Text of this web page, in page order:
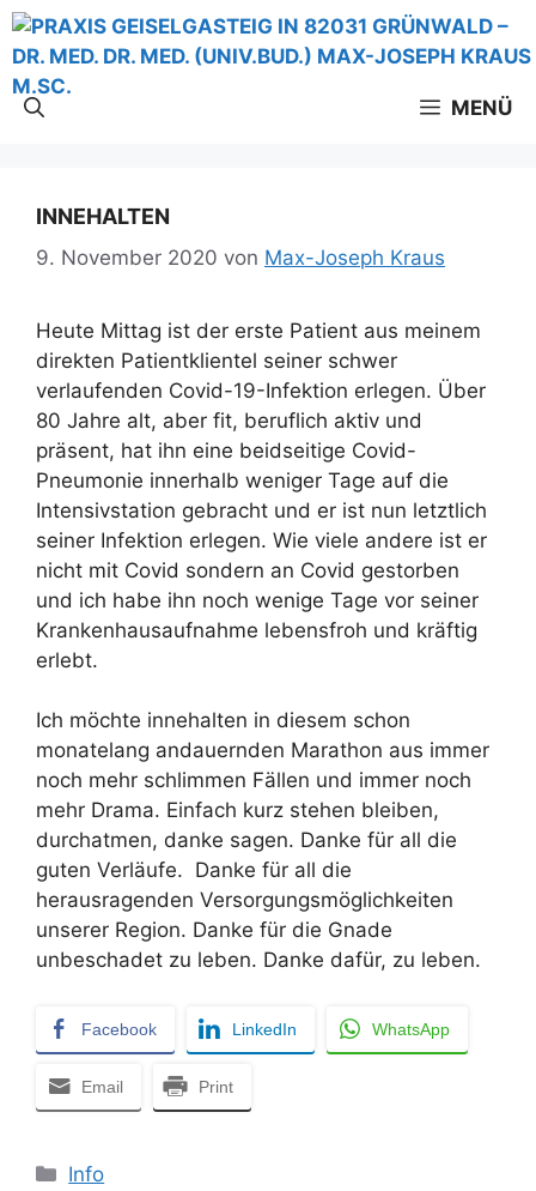
Zum
Inhalt
springen
MENÜ
INNEHALTEN
9. November 2020 von Max-Joseph Kraus
Heute Mittag ist der erste Patient aus meinem
direkten Patientklientel seiner schwer
verlaufenden Covid-19-Infektion erlegen. Über
80 Jahre alt, aber fit, beruflich aktiv und
präsent, hat ihn eine beidseitige Covid-
Pneumonie innerhalb weniger Tage auf die
Intensivstation gebracht und er ist nun letztlich
seiner Infektion erlegen. Wie viele andere ist er
nicht mit Covid sondern an Covid gestorben
und ich habe ihn noch wenige Tage vor seiner
Krankenhausaufnahme lebensfroh und kräftig
erlebt.
Ich möchte innehalten in diesem schon
monatelang andauernden Marathon aus immer
noch mehr schlimmen Fällen und immer noch
mehr Drama. Einfach kurz stehen bleiben,
durchatmen, danke sagen. Danke für all die
guten Verläufe. Danke für all die
herausragenden Versorgungsmöglichkeiten
unserer Region. Danke für die Gnade
unbeschadet zu leben. Danke dafür, zu leben.
Facebook LinkedIn WhatsApp
Email Print
Kategorien
Info